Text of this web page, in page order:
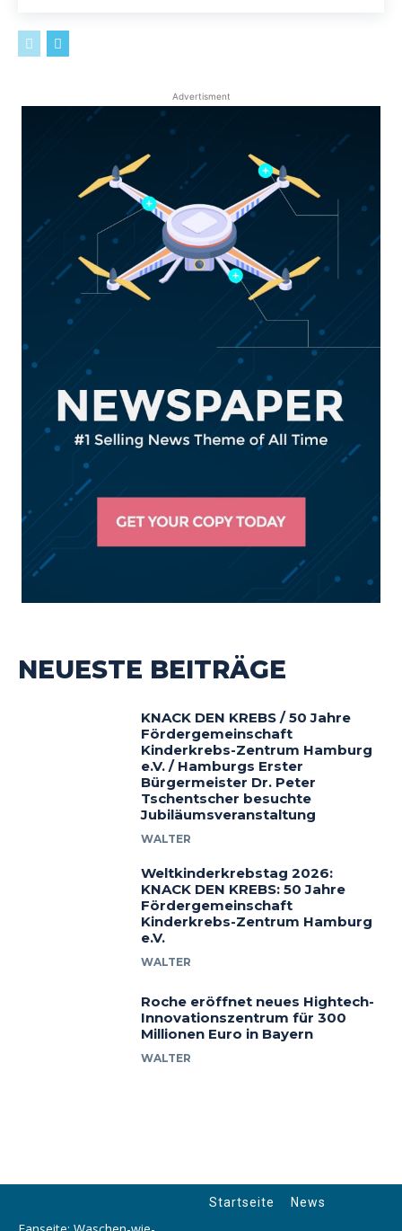
Advertisment
NEUESTE BEITRÄGE
KNACK DEN KREBS / 50 Jahre
Fördergemeinschaft
Kinderkrebs-Zentrum Hamburg
e.V. / Hamburgs Erster
Bürgermeister Dr. Peter
Tschentscher besuchte
Jubiläumsveranstaltung
WALTER
Weltkinderkrebstag 2026:
KNACK DEN KREBS: 50 Jahre
Fördergemeinschaft
Kinderkrebs-Zentrum Hamburg
e.V.
WALTER
Roche eröffnet neues Hightech-
Innovationszentrum für 300
Millionen Euro in Bayern
WALTER
Startseite News